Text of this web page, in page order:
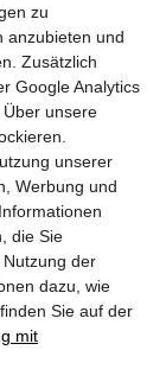
zu
anzubieten und
Zusätzlich
Google Analytics
unsere
unserer
Werbung und
die Sie
der
dazu, wie
Sie auf der
mit